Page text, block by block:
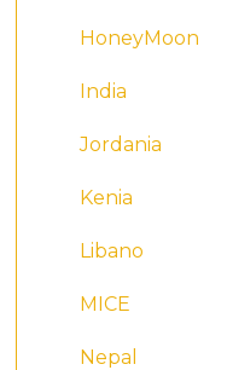
HoneyMoon
India
Jordania
Kenia
Libano
MICE
Nepal